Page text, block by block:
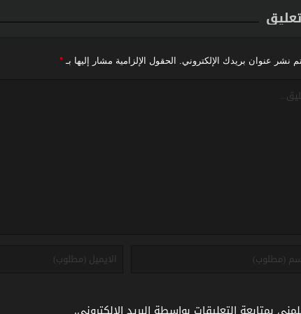
نشر عنوان بريدك الإلكتروني. الحقول الإلزامية مشار إليها بـ*